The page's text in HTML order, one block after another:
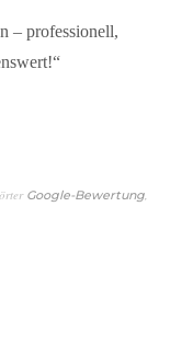
– professionell,
Google-Bewertung